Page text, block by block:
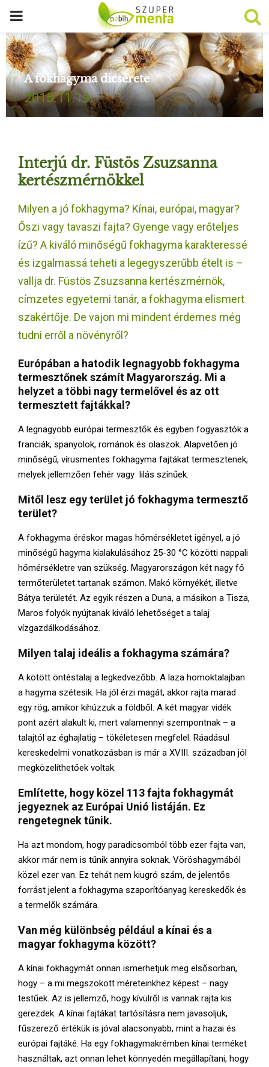
P
R
I
M
R
M
E
U
A fokhagyma dicsérete
2015.11.19.
Interjú dr. Füstös Zsuzsanna
kertészmérnökkel
Milyen a jó fokhagyma? Kínai, európai, magyar?
Őszi vagy tavaszi fajta? Gyenge vagy erőteljes
ízű? A kiváló minőségű fokhagyma karakteressé
és izgalmassá teheti a legegyszerűbb ételt is –
vallja dr. Füstös Zsuzsanna kertészmérnök,
címzetes egyetemi tanár, a fokhagyma elismert
szakértője. De vajon mi mindent érdemes még
tudni erről a növényről?
Európában a hatodik legnagyobb fokhagyma
termesztőnek számít Magyarország. Mi a
helyzet a többi nagy termelővel és az ott
termesztett fajtákkal?
A legnagyobb európai termesztők és egyben fogyasztók a
franciák, spanyolok, románok és olaszok. Alapvetően jó
minőségű, vírusmentes fokhagyma fajtákat termesztenek,
melyek jellemzően fehér vagy lilás színűek.
Mitől lesz egy terület jó fokhagyma termesztő
terület?
A fokhagyma éréskor magas hőmérsékletet igényel, a jó
minőségű hagyma kialakulásához 25-30 °C közötti nappali
hőmérsékletre van szükség. Magyarországon két nagy fő
termőterületet tartanak számon. Makó környékét, illetve
Bátya területét. Az egyik részen a Duna, a másikon a Tisza,
Maros folyók nyújtanak kiváló lehetőséget a talaj
vízgazdálkodásához.
Milyen talaj ideális a fokhagyma számára?
A kötött öntéstalaj a legkedvezőbb. A laza homoktalajban
a hagyma szétesik. Ha jól érzi magát, akkor rajta marad
egy rög, amikor kihúzzuk a földből. A két magyar vidék
pont azért alakult ki, mert valamennyi szempontnak – a
talajtól az éghajlatig – tökéletesen megfelel. Ráadásul
kereskedelmi vonatkozásban is már a XVIII. században jól
megközelíthetőek voltak.
Említette, hogy közel 113 fajta fokhagymát
jegyeznek az Európai Unió listáján. Ez
rengetegnek tűnik.
Ha azt mondom, hogy paradicsomból több ezer fajta van,
akkor már nem is tűnik annyira soknak. Vöröshagymából
közel ezer van. Ez tehát nem kiugró szám, de jelentős
forrást jelent a fokhagyma szaporítóanyag kereskedők és
a termelők számára.
Van még különbség például a kínai és a
magyar fokhagyma között?
A kínai fokhagymát onnan ismerhetjük meg elsősorban,
hogy – a mi megszokott méreteinkhez képest – nagy
testűek. Az is jellemző, hogy kívülről is vannak rajta kis
gerezdek. A kínai fajtákat tartósításra nem javasoljuk,
fűszerező értékük is jóval alacsonyabb, mint a hazai és
európai fajtáké. Ha egy fokhagymakrémben kínai terméket
használtak, azt onnan lehet könnyedén megállapítani, hogy